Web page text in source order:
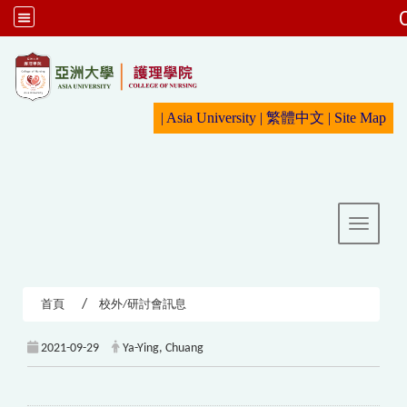
| Asia University | 繁體中文 | Site Map
Toggle
首頁 校外/研討會訊息
2021-09-29 Ya-Ying, Chuang